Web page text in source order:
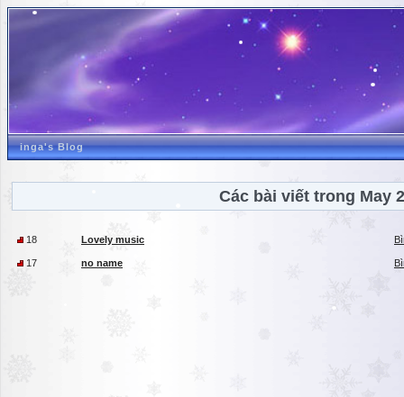
inga's Blog
Các bài viết trong May
18 Lovely music
17 no name